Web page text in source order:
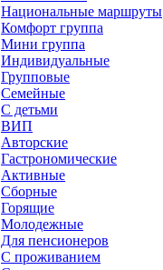
Национальные маршруты
Комфорт группа
Мини группа
Индивидуальные
Групповые
Семейные
С детьми
ВИП
Авторские
Гастрономические
Активные
Сборные
Горящие
Молодежные
Для пенсионеров
С проживанием